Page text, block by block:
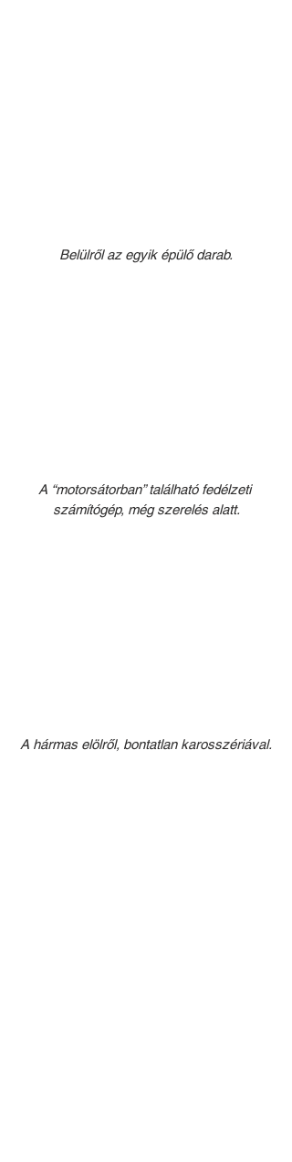
Belülről az egyik épülő darab.
A “motorsátorban” található fedélzeti
számítógép, még szerelés alatt.
A hármas elölről, bontatlan karosszériával.